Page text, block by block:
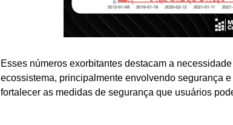
Esses números exorbitantes destacam a necessidade
ecossistema, principalmente envolvendo segurança
fortalecer as medidas de segurança que usuários